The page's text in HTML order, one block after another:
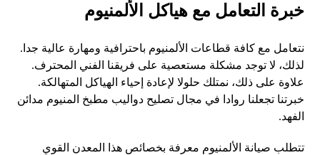
خبرة التعامل مع هياكل الألمنيوم
نتعامل مع كافة قطاعات الألمنيوم باحترافية ومهارة عالية جدا.
لذلك، لا توجد مشكلة مستعصية على فريقنا الفني المحترف.
علاوة على ذلك، نمتلك حلولا لإعادة إحياء الهياكل المتهالكة.
خبرتنا تجعلنا روادا في مجال تصليح دواليب مطبخ المنيوم مدائن
الفهد.
تتطلب صيانة الألمنيوم معرفة بخصائص هذا المعدن القوي